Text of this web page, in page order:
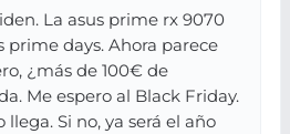
La asus prime rx 9070
prime days. Ahora parece
¿más de 100€ de
Me espero al Black Friday.
Si no, ya será el año